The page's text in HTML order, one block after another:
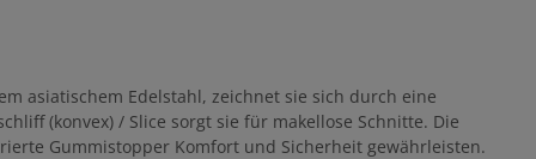
asiatischem Edelstahl, zeichnet sie sich durch eine
(konvex) / Slice sorgt sie für makellose Schnitte. Die
Gummistopper Komfort und Sicherheit gewährleisten.